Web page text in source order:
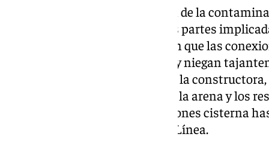
La situación de la red y el origen de la
cruce de declaraciones entre las partes
empresa adjudicataria aseguran que las
con éxito el pasado 27 de enero y niegan
vertidos en la actualidad. Según la
las nuevas tuberías para retirar la arena y los
residuos directamente en camiones cisterna
Aguas Residuales (EBAR) de La Línea.